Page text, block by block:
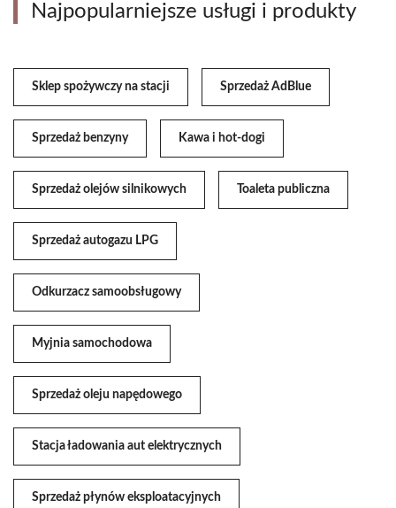
Najpopularniejsze usługi i produkty
Sklep spożywczy na stacji Sprzedaż AdBlue
Sprzedaż benzyny Kawa i hot-dogi
Sprzedaż olejów silnikowych Toaleta publiczna
Sprzedaż autogazu LPG
Odkurzacz samoobsługowy
Myjnia samochodowa
Sprzedaż oleju napędowego
Stacja ładowania aut elektrycznych
Sprzedaż płynów eksploatacyjnych